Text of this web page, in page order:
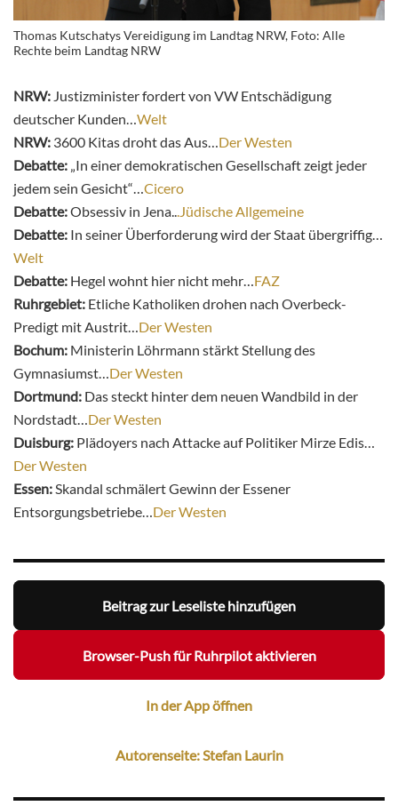
Thomas Kutschatys Vereidigung im Landtag NRW, Foto: Alle
Rechte beim Landtag NRW
NRW: Justizminister fordert von VW Entschädigung
deutscher Kunden…Welt
NRW: 3600 Kitas droht das Aus…Der Westen
Debatte: „In einer demokratischen Gesellschaft zeigt jeder
jedem sein Gesicht“…Cicero
Debatte:Obsessiv in Jena...Jüdische Allgemeine
Debatte: In seiner Überforderung wird der Staat übergriffig…
Welt
Debatte: Hegel wohnt hier nicht mehr…FAZ
Ruhrgebiet: Etliche Katholiken drohen nach Overbeck-
Predigt mit Austrit…Der Westen
Bochum: Ministerin Löhrmann stärkt Stellung des
Gymnasiumst…Der Westen
Dortmund: Das steckt hinter dem neuen Wandbild in der
Nordstadt…Der Westen
Duisburg: Plädoyers nach Attacke auf Politiker Mirze Edis…
Der Westen
Essen:Skandal schmälert Gewinn der Essener
Entsorgungsbetriebe…Der Westen
Beitrag zur Leseliste hinzufügen
Browser-Push für Ruhrpilot aktivieren
In der App öffnen
Autorenseite: Stefan Laurin